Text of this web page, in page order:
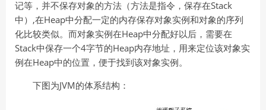
记等，并不保存对象的方法（方法是指令，保存在Stack
中）,在Heap中分配一定的内存保存对象实例和对象的序列
化比较类似。而对象实例在Heap中分配好以后，需要在
Stack中保存一个4字节的Heap内存地址，用来定位该对象实
例在Heap中的位置，便于找到该对象实例。
下图为JVM的体系结构：